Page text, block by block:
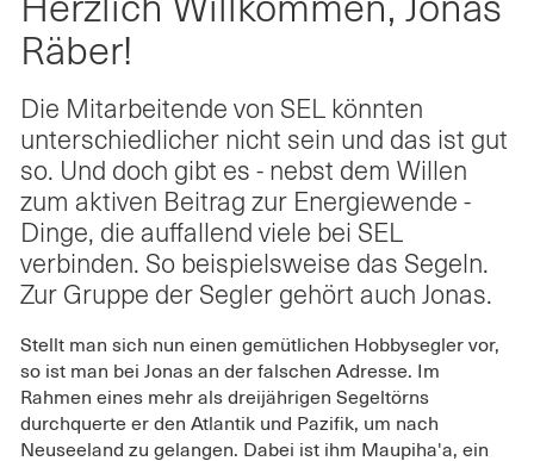
auf
Räber!"Räber!"
Herzlich Willkommen, Jonas
Räber!
Die Mitarbeitende von SEL könnten
unterschiedlicher nicht sein und das ist gut
so. Und doch gibt es - nebst dem Willen
zum aktiven Beitrag zur Energiewende -
Dinge, die auffallend viele bei SEL
verbinden. So beispielsweise das Segeln.
Zur Gruppe der Segler gehört auch Jonas.
Stellt man sich nun einen gemütlichen Hobbysegler vor,
so ist man bei Jonas an der falschen Adresse. Im
Rahmen eines mehr als dreijährigen Segeltörns
durchquerte er den Atlantik und Pazifik, um nach
Neuseeland zu gelangen. Dabei ist ihm Maupiha'a, ein